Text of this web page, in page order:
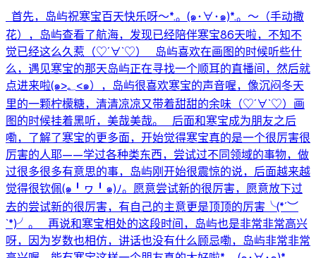
首先，岛屿祝寒宝百天快乐呀～*.。(๑･∀･๑)*.。～（手动撒
花），岛屿查看了航海，发现已经陪伴寒宝86天啦，不知不
觉已经这么久惹（♡´∀`♡） 岛屿喜欢在画图的时候听些什
么，遇见寒宝的那天岛屿正在寻找一个顺耳的直播间，然后就
点进来啦(๑>؂<๑），岛屿很喜欢寒宝的声音喔，像沉闷冬天
里的一颗柠檬糖，清清凉凉又带着甜甜的余味（♡´∀`♡）画
图的时候挂着黑听，美哉美哉。 后面和寒宝成为朋友之后
嘞，了解了寒宝的更多面，开始觉得寒宝真的是一个很厉害很
厉害的人耶——学过各种类东西，尝试过不同领域的事物，做
过很多很多有意思的事，岛屿刚开始很震惊的说，后面越来越
觉得很钦佩(๑╹ヮ╹๑)ﾉ。愿意尝试新的很厉害，愿意放下过
去的尝试新的很厉害，有自己的主意更是顶顶的厉害╰(*´︶
`*)╯。 再说和寒宝相处的这段时间，岛屿也是非常非常高兴
呀，因为岁数也相仿，讲话也没有什么顾忌嘞，岛屿非常非常